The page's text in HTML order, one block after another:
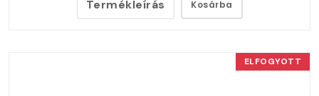
Termékleírás Kosárba
ELFOGYOTT